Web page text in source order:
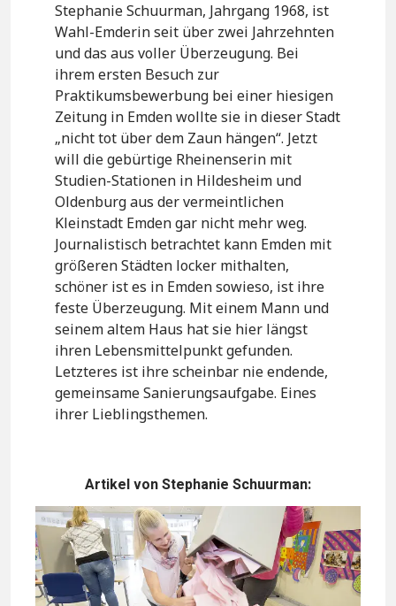
Stephanie Schuurman, Jahrgang 1968, ist
Wahl-Emderin seit über zwei Jahrzehnten
und das aus voller Überzeugung. Bei
ihrem ersten Besuch zur
Praktikumsbewerbung bei einer hiesigen
Zeitung in Emden wollte sie in dieser Stadt
„nicht tot über dem Zaun hängen“. Jetzt
will die gebürtige Rheinenserin mit
Studien-Stationen in Hildesheim und
Oldenburg aus der vermeintlichen
Kleinstadt Emden gar nicht mehr weg.
Journalistisch betrachtet kann Emden mit
größeren Städten locker mithalten,
schöner ist es in Emden sowieso, ist ihre
feste Überzeugung. Mit einem Mann und
seinem altem Haus hat sie hier längst
ihren Lebensmittelpunkt gefunden.
Letzteres ist ihre scheinbar nie endende,
gemeinsame Sanierungsaufgabe. Eines
ihrer Lieblingsthemen.
Artikel von Stephanie Schuurman: